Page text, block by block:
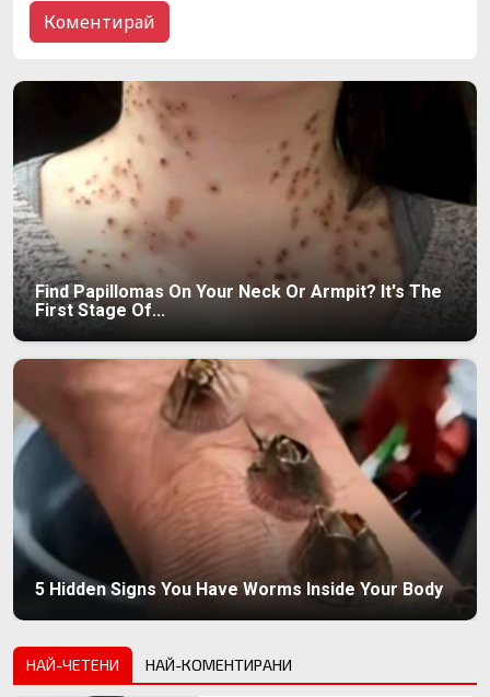
Find Papillomas On Your Neck Or Armpit? It's The
First Stage Of...
5 Hidden Signs You Have Worms Inside Your Body
НАЙ-ЧЕТЕНИ НАЙ-КОМЕНТИРАНИ